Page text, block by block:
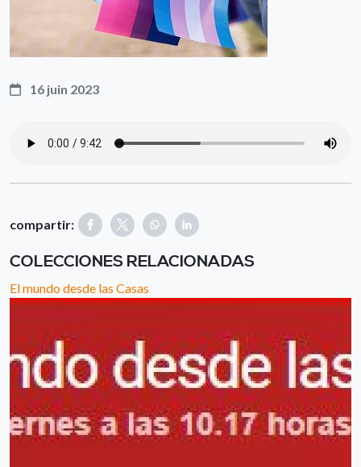
16 juin 2023
compartir:
COLECCIONES RELACIONADAS
El mundo desde las Casas